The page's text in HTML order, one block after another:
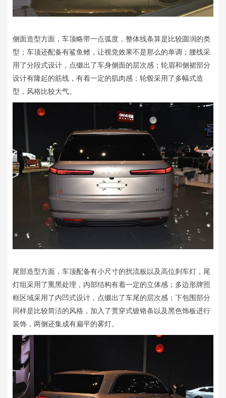
侧面造型方面，车顶略带一点弧度，整体线条算是比较圆润的类
型；车顶还配备有鲨鱼鳍，让视觉效果不是那么的单调；腰线采
用了分段式设计，点缀出了车身侧面的层次感；轮眉和侧裙部分
设计有隆起的筋线，有着一定的肌肉感；轮毂采用了多幅式造
型，风格比较大气。
尾部造型方面，车顶配备有小尺寸的扰流板以及高位刹车灯，尾
灯组采用了熏黑处理，内部结构有着一定的立体感；多边形牌照
框区域采用了内凹式设计，点缀出了车尾的层次感；下包围部分
同样是比较简洁的风格，加入了贯穿式镀铬条以及黑色饰板进行
装饰，两侧还集成有扁平的雾灯。